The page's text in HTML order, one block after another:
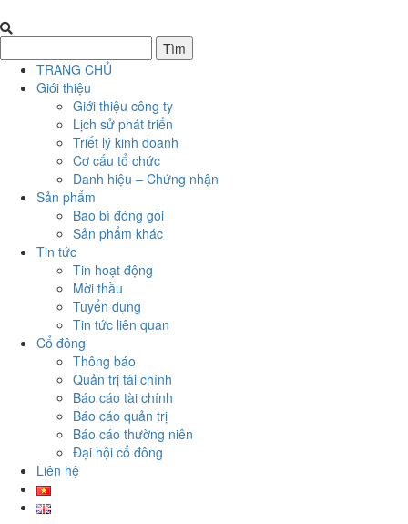
TRANG CHỦ
Giới thiệu
Giới thiệu công ty
Lịch sử phát triển
Triết lý kinh doanh
Cơ cấu tổ chức
Danh hiệu – Chứng nhận
Sản phẩm
Bao bì đóng gói
Sản phẩm khác
Tin tức
Tin hoạt động
Mời thầu
Tuyển dụng
Tin tức liên quan
Cổ đông
Thông báo
Quản trị tài chính
Báo cáo tài chính
Báo cáo quản trị
Báo cáo thường niên
Đại hội cổ đông
Liên hệ